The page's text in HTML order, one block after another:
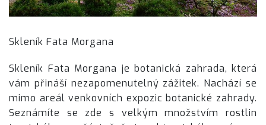
Skleník Fata Morgana
Skleník Fata Morgana je botanická zahrada, která
vám přináší nezapomenutelný zážitek. Nachází se
mimo areál venkovních expozic botanické zahrady.
Seznámíte se zde s velkým množstvím rostlin